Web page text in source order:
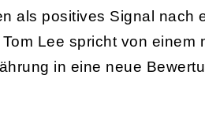
als positives Signal nach
Lee spricht von
in eine neue